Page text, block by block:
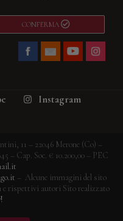
CONFERMA
Instagram
11 – 22046 Merone (Co) –
– Cap. Soc. € 10.200,00 – PEC
– Alcune immagini del sito
e rispettivi autori Sito realizzato